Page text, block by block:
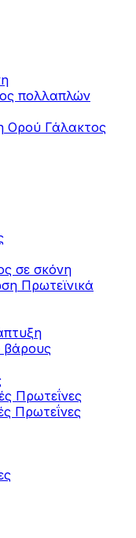
πολλαπλών
Ορού Γάλακτος
σε σκόνη
Πρωτεϊνικά
βάρους
Πρωτεΐνες
Πρωτεΐνες